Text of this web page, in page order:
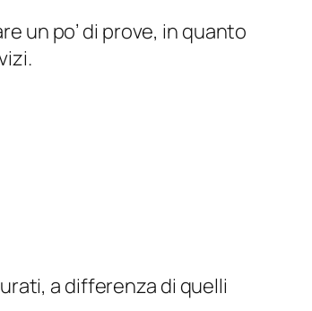
un po’ di prove, in quanto
a differenza di quelli